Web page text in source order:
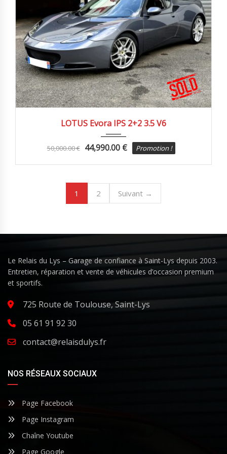
LOTUS Evora IPS 2+2 3.5 V6
50,000.00€ 44,990.00€ Promotion !
1 2 Suivant →
Le Relais du Lys – Garage de confiance à Saint-Lys depuis 2003.
Entretien, réparation et vente de véhicules d’occasion premium
et sportifs.
725 Route de Toulouse, Saint-Lys
05 61 91 92 30
contact@relaisdulys.fr
NOS RÉSEAUX SOCIAUX
Page Facebook
Page Instagram
Chaîne Youtube
Page Google